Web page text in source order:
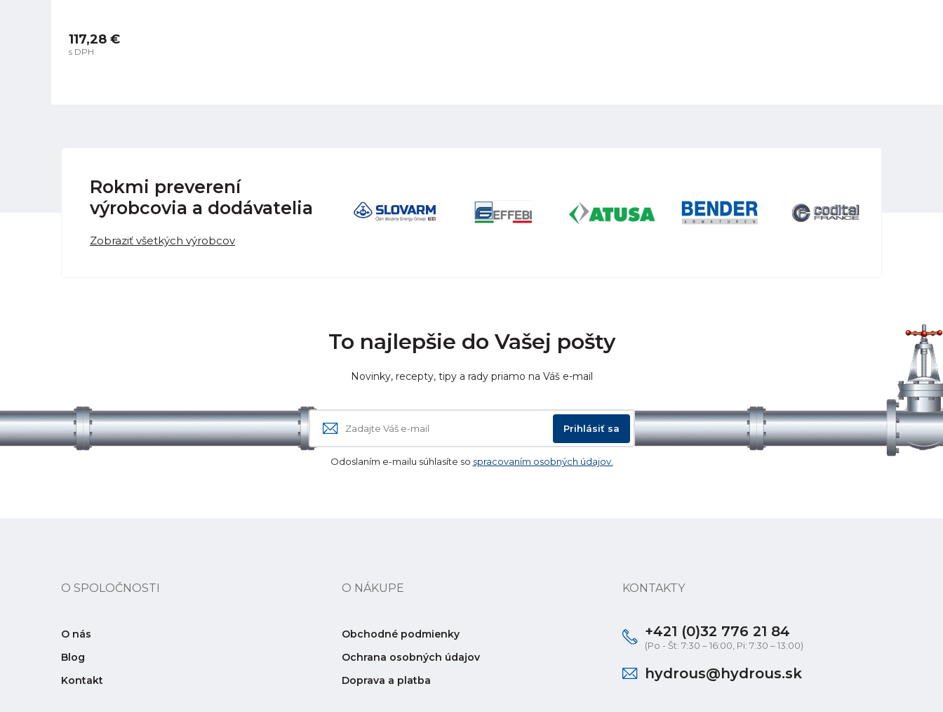
117,28 €
s DPH
Rokmi preverení
výrobcovia a dodávatelia
Zobraziť všetkých výrobcov
To najlepšie do Vašej pošty
Novinky, recepty, tipy a rady priamo na Váš e-mail
Prihlásiť sa
Odoslaním e-mailu súhlasíte so spracovaním osobných údajov.
O SPOLOČNOSTI
O nás
Blog
Kontakt
O NÁKUPE
Obchodné podmienky
Ochrana osobných údajov
Doprava a platba
KONTAKTY
+421 (0)32 776 21 84
(Po - Št: 7:30 – 16:00, Pi: 7:30 – 13:00)
hydrous@hydrous.sk